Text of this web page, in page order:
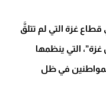
غزة التي لم تتلقَّ
التي ينظمها
في ظل